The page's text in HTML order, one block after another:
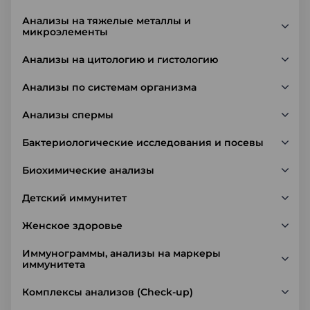
Анализы на тяжелые металлы и
микроэлементы
Анализы на цитологию и гистологию
Анализы по системам организма
Анализы спермы
Бактериологические исследования и посевы
Биохимические анализы
Детский иммунитет
Женское здоровье
Иммунограммы, анализы на маркеры
иммунитета
Комплексы анализов (Check-up)